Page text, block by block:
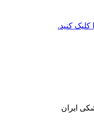
کلیک کنید.
ایران